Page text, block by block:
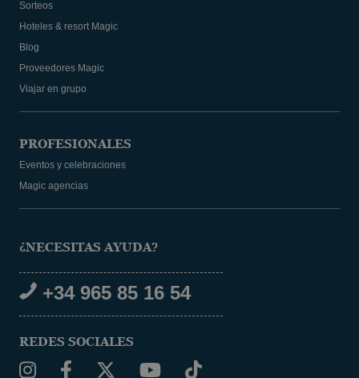
Sorteos
Hoteles & resort Magic
Blog
Proveedores Magic
Viajar en grupo
PROFESIONALES
Eventos y celebraciones
Magic agencias
¿NECESITAS AYUDA?
+34 965 85 16 54
REDES SOCIALES